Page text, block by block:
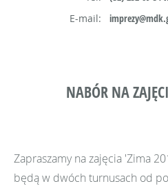
E-mail:
NABÓR NA
Zapraszamy na zajęcia 'Zima
będą w dwóch turnusach od